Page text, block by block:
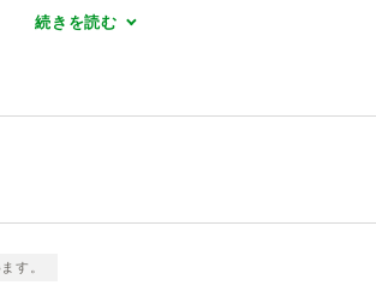
続きを読む
す。